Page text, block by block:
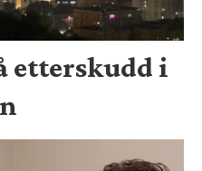
etterskudd i